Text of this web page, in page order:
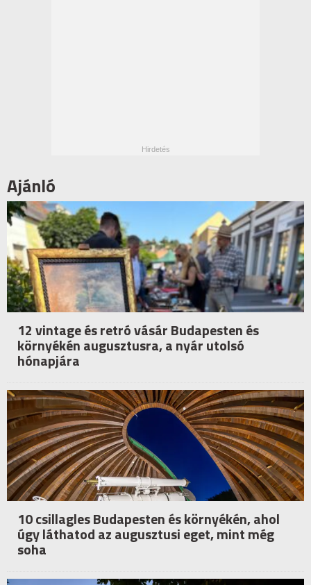
Ajánló
12 vintage és retró vásár Budapesten és
környékén augusztusra, a nyár utolsó
hónapjára
10 csillagles Budapesten és környékén, ahol
úgy láthatod az augusztusi eget, mint még
soha